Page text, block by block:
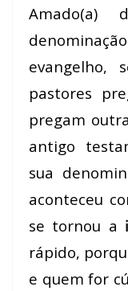
evangelho,
pastores
pregam
antigo
sua
aconteceu
se tornou a
rápido,
e quem for